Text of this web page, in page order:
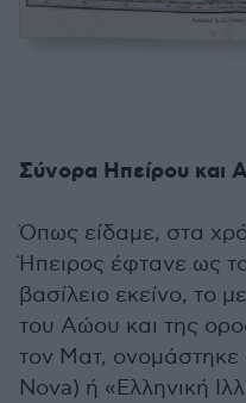
Σύνορα Ηπείρου και
Όπως είδαμε, στα
Ήπειρος έφτανε ως
βασίλειο εκείνο, το
του Αώου και της
τον Ματ,
Nova) ή «Ελληνική